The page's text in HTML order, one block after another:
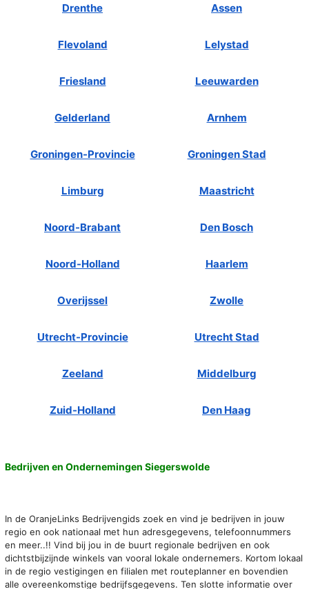
Drenthe Assen
Flevoland Lelystad
Friesland Leeuwarden
Gelderland Arnhem
Groningen-Provincie Groningen Stad
Limburg Maastricht
Noord-Brabant Den Bosch
Noord-Holland Haarlem
Overijssel Zwolle
Utrecht-Provincie Utrecht Stad
Zeeland Middelburg
Zuid-Holland Den Haag
Bedrijven en Ondernemingen Siegerswolde
In de OranjeLinks Bedrijvengids zoek en vind je bedrijven in jouw
regio en ook nationaal met hun adresgegevens, telefoonnummers
en meer..!! Vind bij jou in de buurt regionale bedrijven en ook
dichtstbijzijnde winkels van vooral lokale ondernemers. Kortom lokaal
in de regio vestigingen en filialen met routeplanner en bovendien
alle overeenkomstige bedrijfsgegevens. Ten slotte informatie over